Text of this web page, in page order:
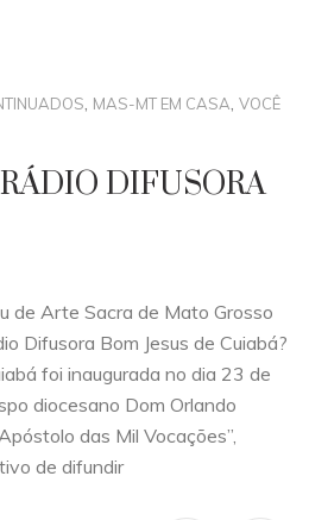
, MAS-MT EM CASA, VOCÊ
DIFUSORA
de Arte Sacra de Mato Grosso
Difusora Bom Jesus de Cuiabá?
foi inaugurada no dia 23 de
diocesano Dom Orlando
das Mil Vocações”,
de difundir